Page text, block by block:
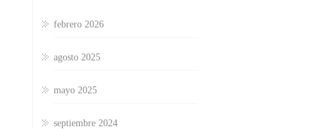
febrero 2026
agosto 2025
mayo 2025
septiembre 2024